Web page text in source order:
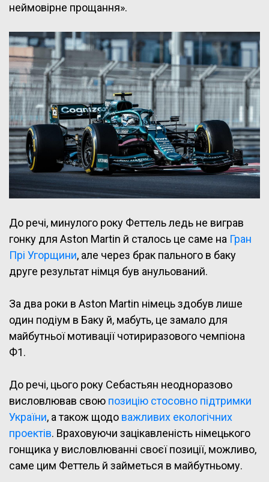
неймовірне прощання».
До речі, минулого року Феттель ледь не виграв
гонку для Aston Martin й сталось це саме на Гран
Прі Угорщини, але через брак пального в баку
друге результат німця був анульований.
За два роки в Aston Martin німець здобув лише
один подіум в Баку й, мабуть, це замало для
майбутньої мотивації чотириразового чемпіона
Ф1.
До речі, цього року Себастьян неодноразово
висловлював свою позицію стосовно підтримки
України, а також щодо важливих екологічних
проектів. Враховуючи зацікавленість німецького
гонщика у висловлюванні своєї позиції, можливо,
саме цим Феттель й займеться в майбутньому.